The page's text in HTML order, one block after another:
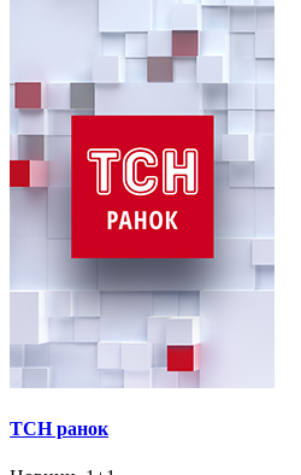
ТСН ранок